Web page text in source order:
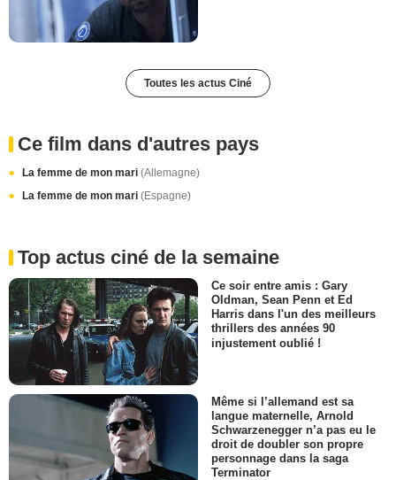
Toutes les actus Ciné
Ce film dans d'autres pays
La femme de mon mari (Allemagne)
La femme de mon mari (Espagne)
Top actus ciné de la semaine
Ce soir entre amis : Gary
Oldman, Sean Penn et Ed
Harris dans l'un des meilleurs
thrillers des années 90
injustement oublié !
Même si l’allemand est sa
langue maternelle, Arnold
Schwarzenegger n’a pas eu le
droit de doubler son propre
personnage dans la saga
Terminator